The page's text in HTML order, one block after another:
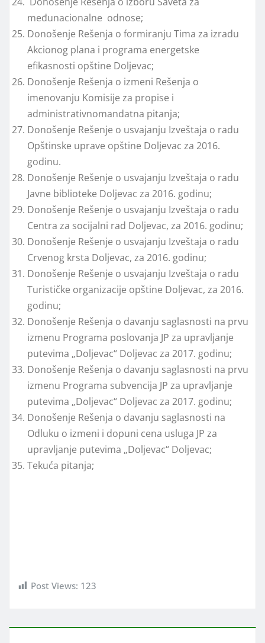
međunacionalne odnose;
Donošenje Rešenja o formiranju Tima za izradu
Akcionog plana i programa energetske
efikasnosti opštine Doljevac;
Donošenje Rešenja o izmeni Rešenja o
imenovanju Komisije za propise i
administrativnomandatna pitanja;
Donošenje Rešenje o usvajanju Izveštaja o radu
Opštinske uprave opštine Doljevac za 2016.
godinu.
Donošenje Rešenje o usvajanju Izveštaja o radu
Javne biblioteke Doljevac za 2016. godinu;
Donošenje Rešenje o usvajanju Izveštaja o radu
Centra za socijalni rad Doljevac, za 2016. godinu;
Donošenje Rešenje o usvajanju Izveštaja o radu
Crvenog krsta Doljevac, za 2016. godinu;
Donošenje Rešenje o usvajanju Izveštaja o radu
Turističke organizacije opštine Doljevac, za 2016.
godinu;
Donošenje Rešenja o davanju saglasnosti na prvu
izmenu Programa poslovanja JP za upravljanje
putevima „Doljevac“ Doljevac za 2017. godinu;
Donošenje Rešenja o davanju saglasnosti na prvu
izmenu Programa subvencija JP za upravljanje
putevima „Doljevac“ Doljevac za 2017. godinu;
Donošenje Rešenja o davanju saglasnosti na
Odluku o izmeni i dopuni cena usluga JP za
upravljanje putevima „Doljevac“ Doljevac;
Tekuća pitanja;
Post Views: 123